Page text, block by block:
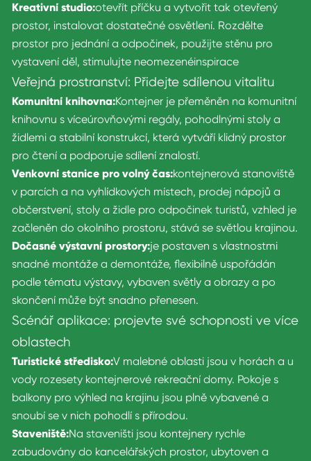
Kreativní studio:otevřít příčku a vytvořit tak otevřený
prostor, instalovat dostatečné osvětlení. Rozdělte
prostor pro jednání a odpočinek, použijte stěnu pro
vystavení děl, stimulujte neomezenéinspirace
Veřejná prostranství: Přidejte sdílenou vitalitu
Komunitní knihovna:Kontejner je přeměněn na komunitní
knihovnu s víceúrovňovými regály, pohodlnými stoly a
židlemi a stabilní konstrukcí, která vytváří klidný prostor
pro čtení a podporuje sdílení znalostí.
Venkovní stanice pro volný čas:kontejnerová stanoviště
v parcích a na vyhlídkových místech, prodej nápojů a
občerstvení, stoly a židle pro odpočinek turistů, vzhled je
začleněn do okolního prostoru, stává se světlou krajinou.
Dočasné výstavní prostory:je postaven s vlastnostmi
snadné montáže a demontáže, flexibilně uspořádán
podle tématu výstavy, vybaven světly a obrazy a po
skončení může být snadno přenesen.
Scénář aplikace: projevte své schopnosti ve více
oblastech
Turistické středisko:V malebné oblasti jsou v horách a u
vody rozesety kontejnerové rekreační domy. Pokoje s
balkony pro výhled na krajinu jsou plně vybavené a
snoubí se v nich pohodlí s přírodou.
Staveniště:Na staveništi jsou kontejnery rychle
zabudovány do kancelářských prostor, ubytoven a